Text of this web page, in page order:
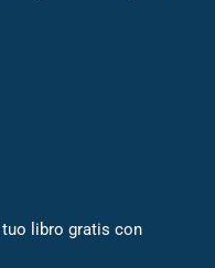
libro gratis con